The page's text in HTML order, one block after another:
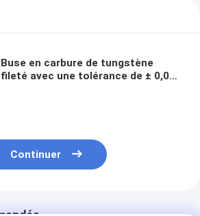
Buse en carbure de tungstène
fileté avec une tolérance de ± 0,003
Continuer